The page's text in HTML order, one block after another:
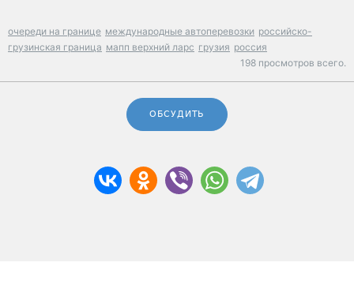
очереди на границе международные автоперевозки российско-
грузинская граница мапп верхний ларс грузия россия
198 просмотров всего.
ОБСУДИТЬ